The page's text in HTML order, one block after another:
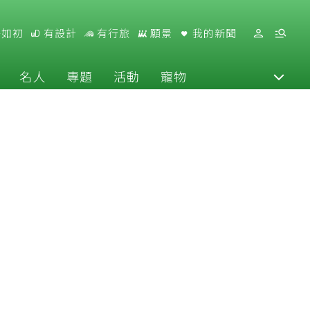
初 有設計 有行旅 願景 我的新聞
名人 專題 活動 寵物